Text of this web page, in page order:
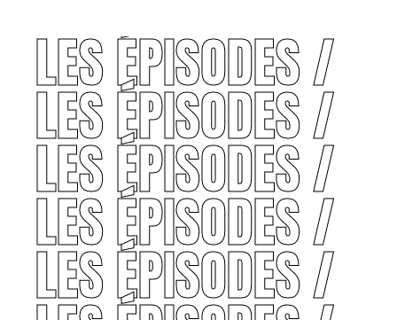
LES ÉPISODES /
LES ÉPISODES /
LES ÉPISODES /
LES ÉPISODES /
LES ÉPISODES /